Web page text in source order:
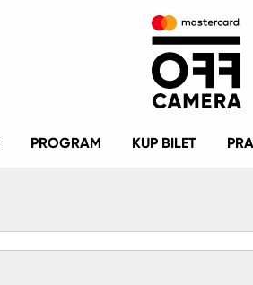
PROGRAM KUP BILET